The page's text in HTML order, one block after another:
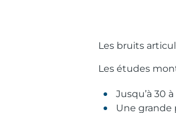
Les bruits
Les études
Jusqu’à 30
Une grande